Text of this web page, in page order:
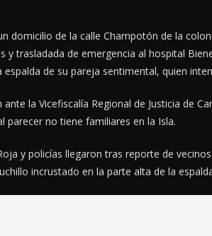
domicilio de la calle Champotón de la
y trasladada de emergencia al hospital
espalda de su pareja sentimental, quien
la Vicefiscalía Regional de Justicia de
parecer no tiene familiares en la Isla.
y policías llegaron tras reporte de
incrustado en la parte alta de la